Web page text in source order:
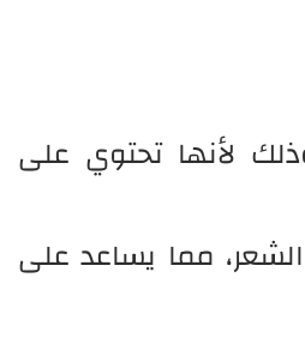
لأنها تحتوي على
مما يساعد على